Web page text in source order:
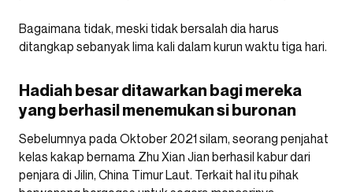
Bagaimana tidak, meski tidak bersalah dia harus
ditangkap sebanyak lima kali dalam kurun waktu tiga hari.
Hadiah besar ditawarkan bagi mereka
yang berhasil menemukan si buronan
Sebelumnya pada Oktober 2021 silam, seorang penjahat
kelas kakap bernama Zhu Xian Jian berhasil kabur dari
penjara di Jilin, China Timur Laut. Terkait hal itu pihak